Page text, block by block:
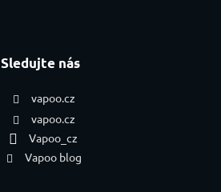
Sledujte nás
vapoo.cz
vapoo.cz
Vapoo_cz
Vapoo blog